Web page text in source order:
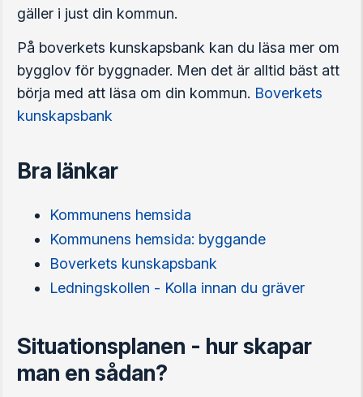
gäller i just din kommun.
På boverkets kunskapsbank kan du läsa mer om
bygglov för byggnader. Men det är alltid bäst att
börja med att läsa om din kommun. Boverkets
kunskapsbank
Bra länkar
Kommunens hemsida
Kommunens hemsida: byggande
Boverkets kunskapsbank
Ledningskollen - Kolla innan du gräver
Situationsplanen - hur skapar
man en sådan?